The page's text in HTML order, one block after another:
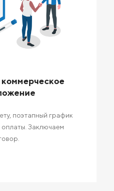
поэтапный график
Заключаем